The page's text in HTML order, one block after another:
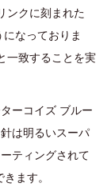
ンクに刻まれた
なっておりま
一致することを実
ーコイズ ブルー
は明るいスーパ
ティングされて
ます。